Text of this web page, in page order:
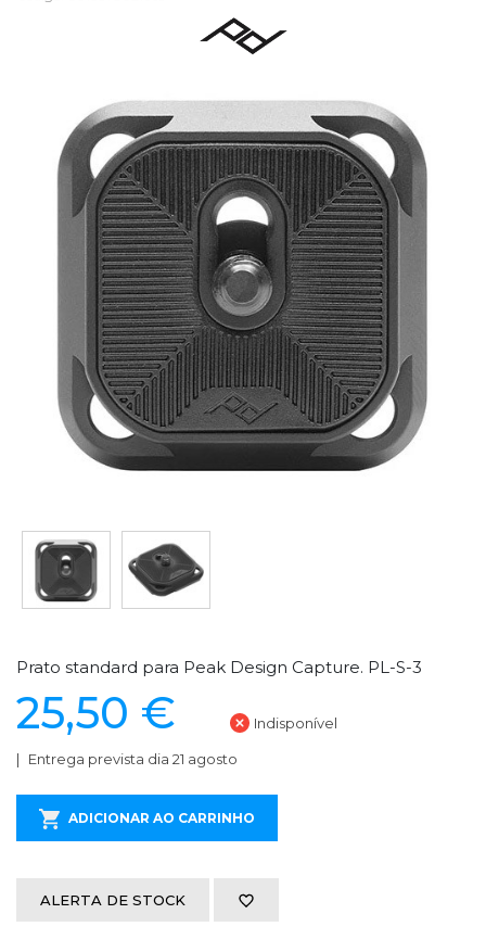
Prato standard para Peak Design Capture. PL-S-3
25,50 € Indisponível
Entrega prevista dia 21 agosto
ADICIONAR AO CARRINHO
ALERTA DE STOCK